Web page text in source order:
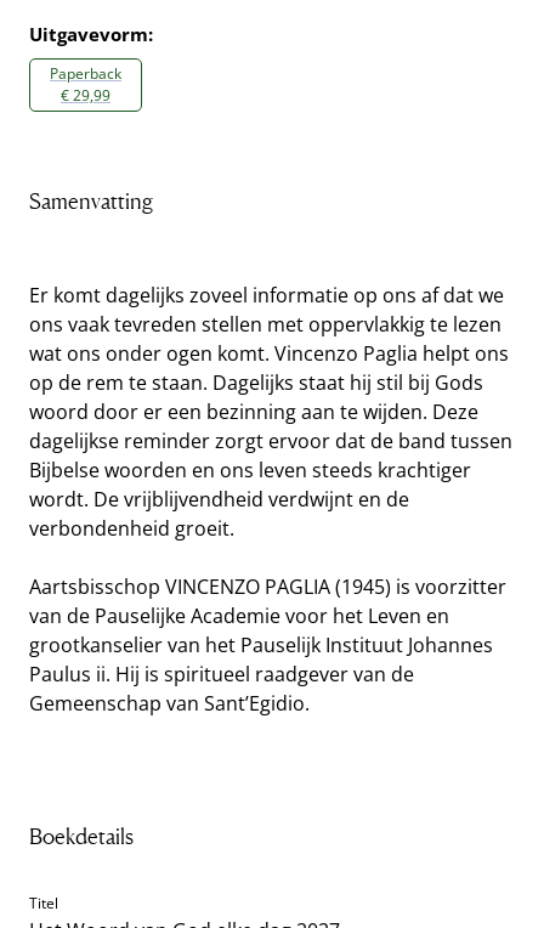
Uitgavevorm:
Paperback
€ 29,99
Samenvatting
Er komt dagelijks zoveel informatie op ons af dat we
ons vaak tevreden stellen met oppervlakkig te lezen
wat ons onder ogen komt. Vincenzo Paglia helpt ons
op de rem te staan. Dagelijks staat hij stil bij Gods
woord door er een bezinning aan te wijden. Deze
dagelijkse reminder zorgt ervoor dat de band tussen
Bijbelse woorden en ons leven steeds krachtiger
wordt. De vrijblijvendheid verdwijnt en de
verbondenheid groeit.
Aartsbisschop VINCENZO PAGLIA (1945) is voorzitter
van de Pauselijke Academie voor het Leven en
grootkanselier van het Pauselijk Instituut Johannes
Paulus ii. Hij is spiritueel raadgever van de
Gemeenschap van Sant’Egidio.
Boekdetails
Titel